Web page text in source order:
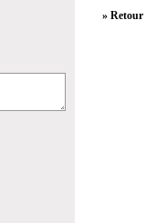
» Retour